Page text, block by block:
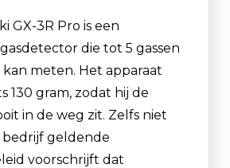
GX-3R Pro is een
die tot 5 gassen
meten. Het apparaat
130 gram, zodat hij de
in de weg zit. Zelfs niet
bedrijf geldende
voorschrijft dat